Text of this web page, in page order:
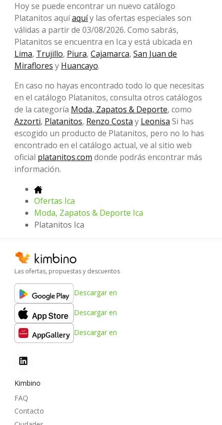
Hoy se puede encontrar un nuevo catálogo
Platanitos aquíaquíy las ofertas especiales son
válidas a partir de 03/08/2026. Como sabrás,
Platanitos se encuentra en Ica y está ubicada en
Lima, Trujillo, Piura, Cajamarca, San Juan de
Miraflores y Huancayo.
En caso no hayas encontrado todo lo que necesitas
en el catálogo Platanitos, consulta otros catálogos
de la categoría Moda, Zapatos & Deporte, como
Azzorti, Platanitos, Renzo Costa y Leonisa Si has
escogido un producto de Platanitos, pero no lo has
encontrado en el catálogo actual, ve al sitio web
oficial platanitos.com donde podrás encontrar más
información.
Ofertas Ica
Moda, Zapatos & Deporte Ica
Platanitos Ica
Las ofertas, propuestas y descuentos
Descargar en
Descargar en
Descargar en
Kimbino
FAQ
Contacto